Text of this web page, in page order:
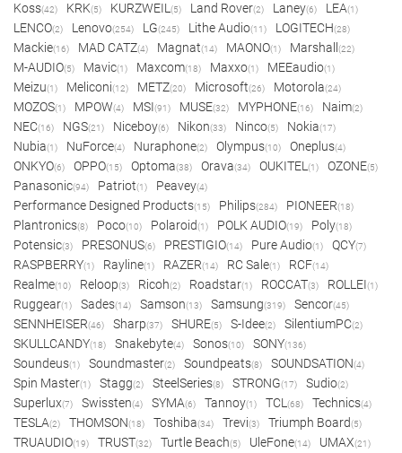
Koss(42) KRK(5) KURZWEIL (5) Land Rover(2) Laney(6) LEA(1)
LENCO(2) Lenovo(254) LG(245) Lithe Audio(11) LOGITECH(28)
Mackie(16) MAD CATZ(4) Magnat(14) MAONO(1) Marshall (22)
M-AUDIO(5) Mavic(1) Maxcom(18) Maxxo(1) MEEaudio(1)
Meizu(1) Meliconi(12) METZ(20) Microsoft(26) Motorola(24)
MOZOS(1) MPOW(4) MSI(91) MUSE(32) MYPHONE(16) Naim(2)
NEC(16) NGS(21) Niceboy(6) Nikon(33) Ninco(5) Nokia(17)
Nubia(1) NuForce(4) Nuraphone(2) Olympus(10) Oneplus(4)
ONKYO(6) OPPO(15) Optoma(38) Orava(34) OUKITEL (1) OZONE(5)
Panasonic(94) Patriot(1) Peavey(4)
Performance Designed Products(15) Philips(284) PIONEER(18)
Plantronics(8) Poco(10) Polaroid(1) POLK AUDIO(19) Poly(18)
Potensic(3) PRESONUS(6) PRESTIGIO(14) Pure Audio(1) QCY(7)
RASPBERRY(1) Rayline(1) RAZER(14) RC Sale(1) RCF(14)
Realme(10) Reloop(3) Ricoh(2) Roadstar(1) ROCCAT(3) ROLLEI(1)
Ruggear(1) Sades(14) Samson(13) Samsung(319) Sencor(45)
SENNHEISER(46) Sharp(37) SHURE(5) S-Idee(2) SilentiumPC(2)
SKULLCANDY(18) Snakebyte(4) Sonos(10) SONY(136)
Soundeus(1) Soundmaster(2) Soundpeats(8) SOUNDSATION(4)
Spin Master(1) Stagg(2) SteelSeries(8) STRONG(17) Sudio(2)
Superlux(7) Swissten(4) SYMA(6) Tannoy(1) TCL (68) Technics(4)
TESLA(2) THOMSON(18) Toshiba(34) Trevi(3) Triumph Board(5)
TRUAUDIO(19) TRUST(32) Turtle Beach(5) UleFone(14) UMAX(21)